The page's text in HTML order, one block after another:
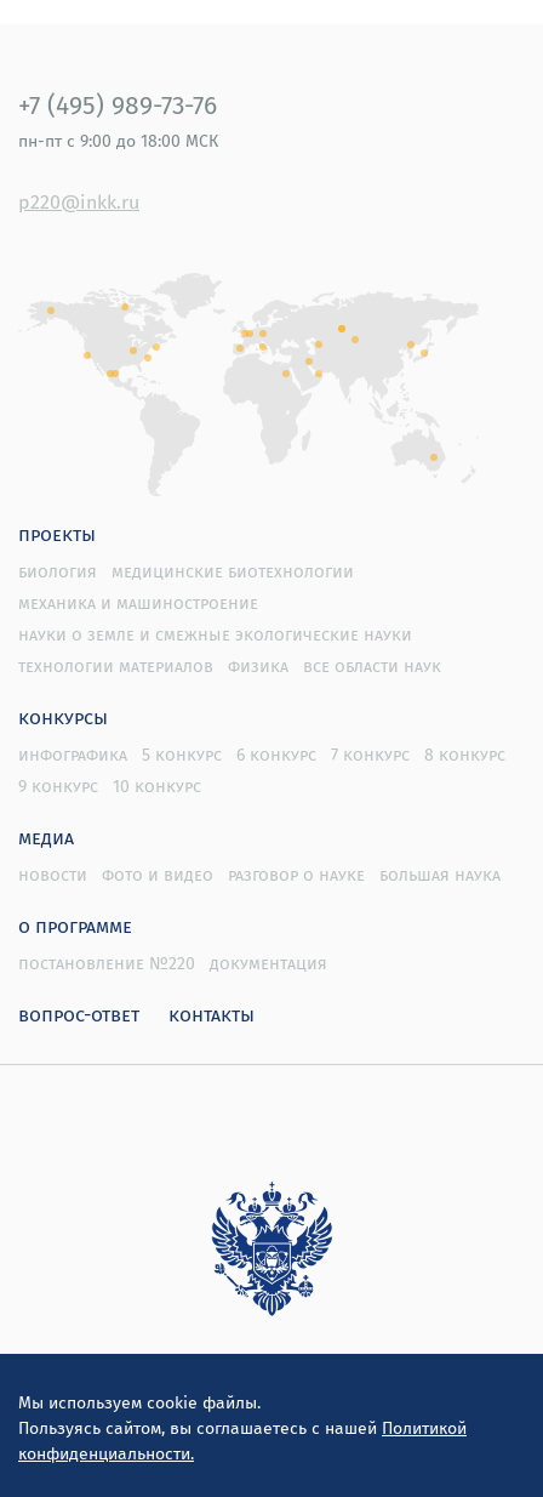
Мы используем cookie файлы.
Пользуясь сайтом, вы соглашаетесь с нашей Политикой
конфиденциальности.
+7 (495) 989-73-76
пн-пт с 9:00 до 18:00 МСК
p220@inkk.ru
проекты
биология
медицинские биотехнологии
механика и машиностроение
науки о земле и смежные экологические науки
технологии материалов
физика все области наук
конкурсы
инфографика 5 конкурс 6 конкурс 7 конкурс
8 конкурс
9 конкурс
10 конкурс
медиа
новости фото и видео разговор о науке большая наука
о программе
постановление №220 документация
вопрос-ответ контакты